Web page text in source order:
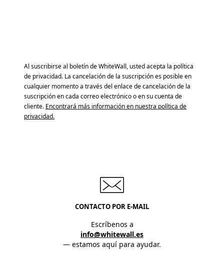
Al suscribirse al boletín de WhiteWall, usted acepta la política
de privacidad. La cancelación de la suscripción es posible en
cualquier momento a través del enlace de cancelación de la
suscripción en cada correo electrónico o en su cuenta de
cliente. Encontrará más información en nuestra política de
privacidad.
CONTACTO POR E-MAIL
Escríbenos a
info@whitewall.es
— estamos aquí para ayudar.